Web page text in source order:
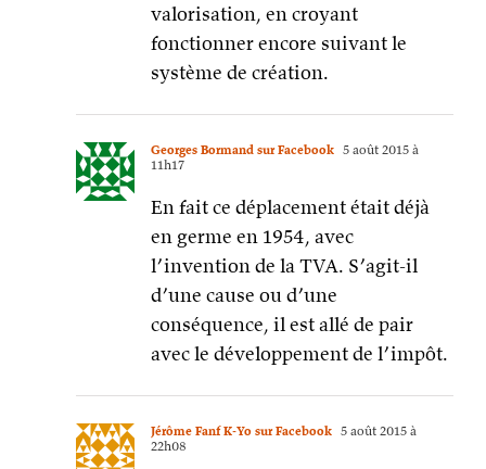
valorisation, en croyant
fonctionner encore suivant le
système de création.
Georges Bormand sur Facebook 5 août 2015 à
11h17
En fait ce déplacement était déjà
en germe en 1954, avec
l’invention de la TVA. S’agit-il
d’une cause ou d’une
conséquence, il est allé de pair
avec le développement de l’impôt.
Jérôme Fanf K-Yo sur Facebook 5 août 2015 à
22h08